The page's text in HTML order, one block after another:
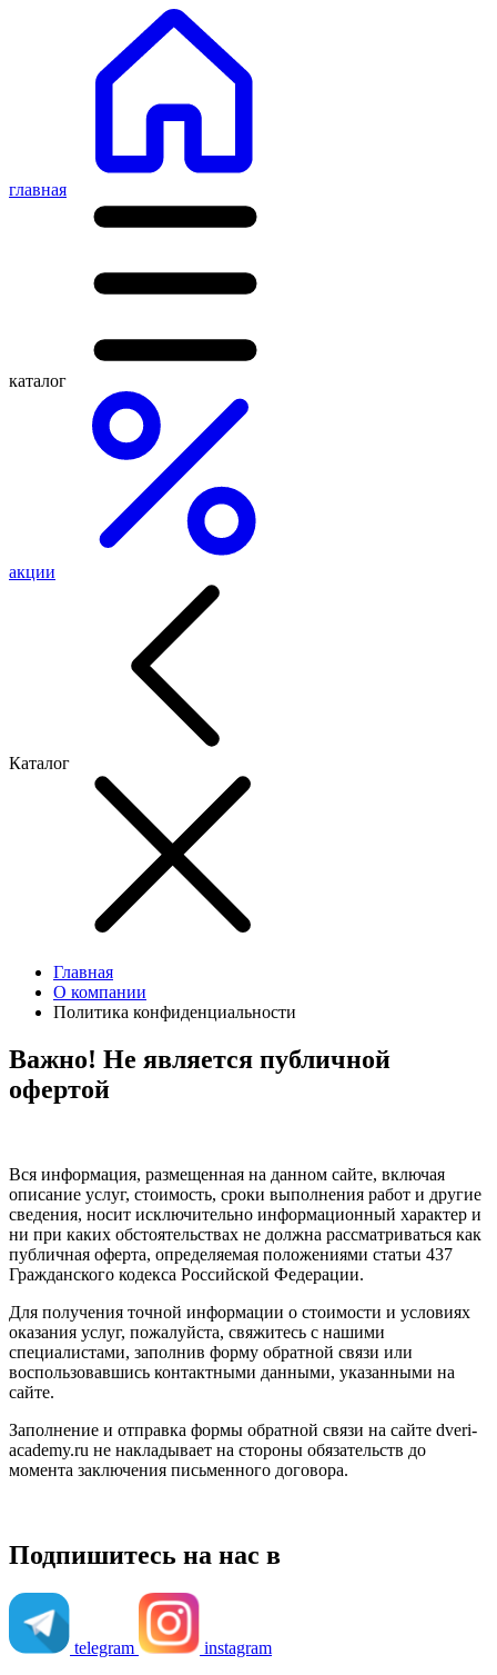
главная
каталог
акции
Каталог
Главная
О компании
Политика конфиденциальности
Важно! Не является публичной
офертой
Вся информация, размещенная на данном сайте, включая
описание услуг, стоимость, сроки выполнения работ и другие
сведения, носит исключительно информационный характер и
ни при каких обстоятельствах не должна рассматриваться как
публичная оферта, определяемая положениями статьи 437
Гражданского кодекса Российской Федерации.
Для получения точной информации о стоимости и условиях
оказания услуг, пожалуйста, свяжитесь с нашими
специалистами, заполнив форму обратной связи или
воспользовавшись контактными данными, указанными на
сайте.
Заполнение и отправка формы обратной связи на сайте dveri-
academy.ru не накладывает на стороны обязательств до
момента заключения письменного договора.
Подпишитесь на нас в
telegram
instagram